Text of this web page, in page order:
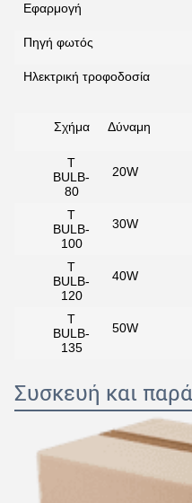
Εφαρμογή
Πηγή φωτός
Ηλεκτρική τροφοδοσία
Σχήμα Δύναμη
T
BULB-
80
20W
T
BULB-
100
30W
T
BULB-
120
40W
T
BULB-
135
50W
Συσκευή και